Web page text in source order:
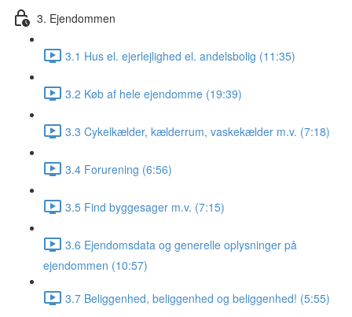
3. Ejendommen
3.1 Hus el. ejerlejlighed el. andelsbolig (11:35)
3.2 Køb af hele ejendomme (19:39)
3.3 Cykelkælder, kælderrum, vaskekælder m.v. (7:18)
3.4 Forurening (6:56)
3.5 Find byggesager m.v. (7:15)
3.6 Ejendomsdata og generelle oplysninger på
ejendommen (10:57)
3.7 Beliggenhed, beliggenhed og beliggenhed! (5:55)